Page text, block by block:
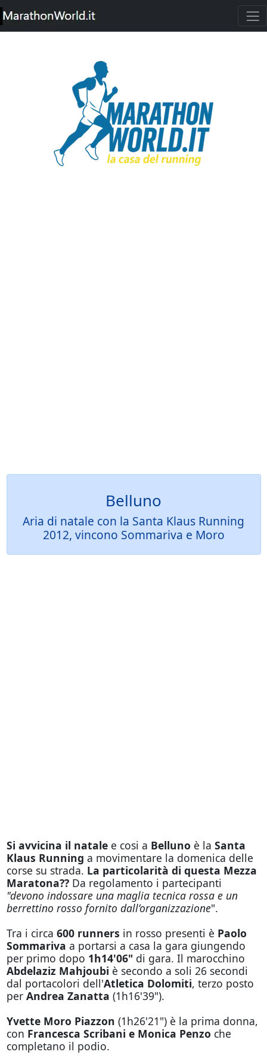
Belluno
Aria di natale con la Santa Klaus Running
2012, vincono Sommariva e Moro
Si avvicina il natalee cosi a Belluno è la Santa
Klaus Running a movimentare la domenica delle
corse su strada. La particolarità di questa Mezza
Maratona??Da regolamento i partecipanti
"devono indossare una maglia tecnica rossa e un
berrettino rosso fornito dall’organizzazione".
Tra i circa 600 runners in rosso presenti è Paolo
Sommariva a portarsi a casa la gara giungendo
per primo dopo 1h14'06" di gara. Il marocchino
Abdelaziz Mahjoubi è secondo a soli 26 secondi
dal portacolori dell'Atletica Dolomiti, terzo posto
per Andrea Zanatta (1h16'39").
Yvette Moro Piazzon (1h26'21") è la prima donna,
con Francesca Scribani e Monica Penzo che
completano il podio.